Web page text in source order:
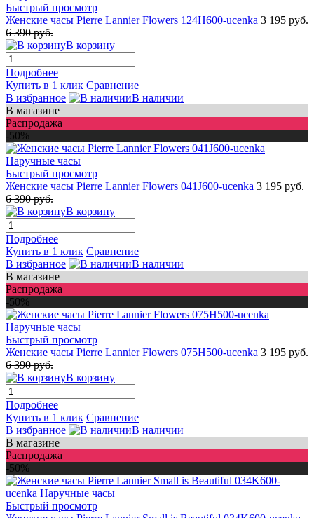
Быстрый просмотр
Женские часы Pierre Lannier Flowers 124H600-ucenka 3 195 руб.
6 390 руб.
В корзину
Подробнее
Купить в 1 клик Сравнение
В избранное
В наличии
В магазине
Распродажа
-50%
Быстрый просмотр
Женские часы Pierre Lannier Flowers 041J600-ucenka 3 195 руб.
6 390 руб.
В корзину
Подробнее
Купить в 1 клик Сравнение
В избранное
В наличии
В магазине
Распродажа
-50%
Быстрый просмотр
Женские часы Pierre Lannier Flowers 075H500-ucenka 3 195 руб.
6 390 руб.
В корзину
Подробнее
Купить в 1 клик Сравнение
В избранное
В наличии
В магазине
Распродажа
-50%
Быстрый просмотр